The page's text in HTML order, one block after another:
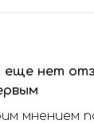
еще нет
мнением